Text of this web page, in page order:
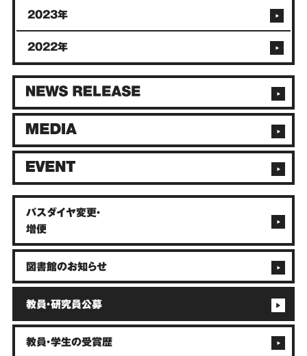
2023年
2022年
バスダイヤ変更・
増便
図書館のお知らせ
教員・研究員公募
教員・学生の受賞歴